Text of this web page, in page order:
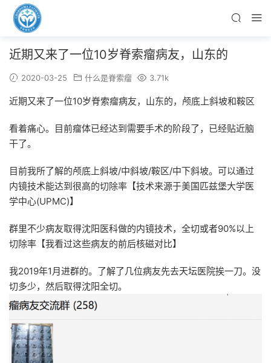
近期又来了一位10岁脊索瘤病友，山东的
2020-03-25 什么是脊索瘤 3.71k
近期又来了一位10岁脊索瘤病友，山东的，颅底上斜坡和鞍区
看着痛心。目前瘤体已经达到需要手术的阶段了，已经贴近脑
干了。
目前我所了解的颅底上斜坡/中斜坡/鞍区/中下斜坡。可以通过
内镜技术能达到很高的切除率【技术来源于美国匹兹堡大学医
学中心(UPMC)】
群里不少病友取得沈阳医科做的内镜技术，全切或者90%以上
切除率【我看过这些病友的前后核磁对比】
我2019年1月进群的。了解了几位病友先去天坛医院挨一刀。没
切多少，然后取得沈阳全切。